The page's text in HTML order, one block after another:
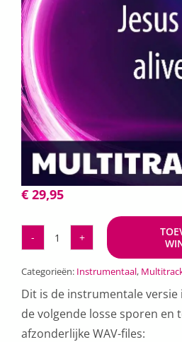
€29,95
Jesus
is
alive
(Multitracks)
aantal
Categorieën: Instrumentaal,
Dit is de instrumentale
de volgende losse sporen en
afzonderlijke WAV-files: